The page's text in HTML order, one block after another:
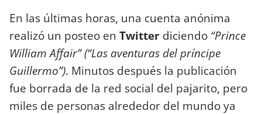
En las últimas horas, una cuenta anónima
realizó un posteo en Twitter diciendo “Prince
William Affair” (“Las aventuras del príncipe
Guillermo”). Minutos después la publicación
fue borrada de la red social del pajarito, pero
miles de personas alrededor del mundo ya